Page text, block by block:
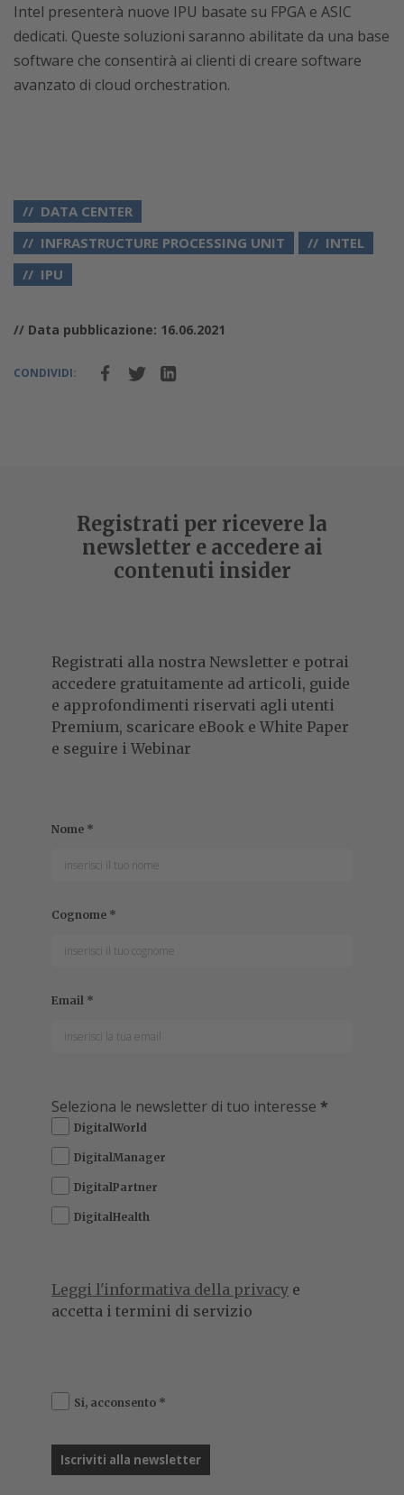
Intel presenterà nuove IPU basate su FPGA e ASIC
dedicati. Queste soluzioni saranno abilitate da una base
software che consentirà ai clienti di creare software
avanzato di cloud orchestration.
DATA CENTER
INFRASTRUCTURE PROCESSING UNIT
INTEL
IPU
// Data pubblicazione: 16.06.2021
CONDIVIDI:
Registrati per ricevere la
newsletter e accedere ai
contenuti insider
Registrati alla nostra Newsletter e potrai
accedere gratuitamente ad articoli, guide
e approfondimenti riservati agli utenti
Premium, scaricare eBook e White Paper
e seguire i Webinar
Nome *
Cognome *
Email *
Seleziona le newsletter di tuo interesse *
DigitalWorld
DigitalManager
DigitalPartner
DigitalHealth
Leggi l'informativa della privacy e
accetta i termini di servizio
Si, acconsento *